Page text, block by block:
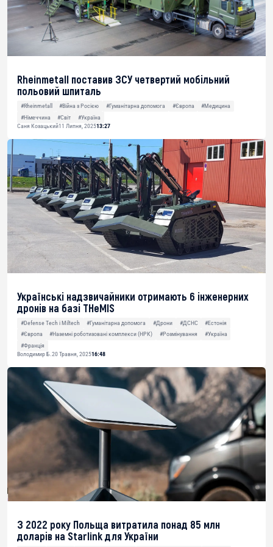
Rheinmetall поставив ЗСУ четвертий мобільний
польовий шпиталь
#Rheinmetall #Війна з Росією #Гуманітарна допомога #Європа
#Медицина
#Німеччина
#Світ
#Україна
Саня Козацький11 Липня, 202513:27
Українські надзвичайники отримають 6 інженерних
дронів на базі THeMIS
#Defense Tech і Miltech #Гуманітарна допомога #Дрони #ДСНС
#Естонія
#Європа
#Наземні роботизовані комплекси (НРК) #Розмінування
#Україна
#Франція
Володимир Б. 20 Травня, 202516:48
З 2022 року Польща витратила понад 85 млн
доларів на Starlink для України